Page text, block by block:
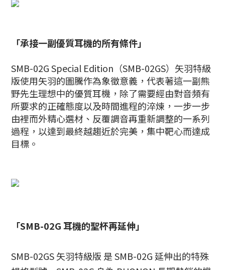
「承接一副優質耳機的所有條件」
SMB-02G Special Edition（SMB-02GS）矢羽特級
版使用矢羽的圖騰作為象徵意義，代表著這一副熊
野先生理想中的優質耳機，除了需要經由對音頻有
所要求的正確態度以及時間進程的淬煉，一步一步
由裡而外精心選材、反覆調音再重新調整的一系列
過程，以達到最終越趨近於完美，集中靶心而達成
目標。
「SMB-02G 耳機的聖杯再延伸」
SMB-02GS 矢羽特級版 是 SMB-02G 延伸出的特殊